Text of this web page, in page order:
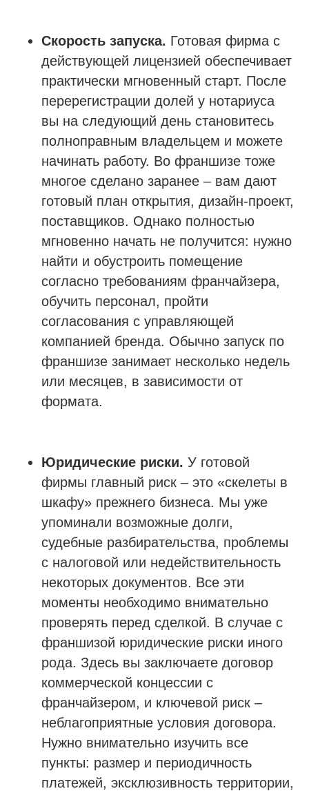
Скорость запуска. Готовая фирма с
действующей лицензией обеспечивает
практически мгновенный старт. После
перерегистрации долей у нотариуса
вы на следующий день становитесь
полноправным владельцем и можете
начинать работу. Во франшизе тоже
многое сделано заранее – вам дают
готовый план открытия, дизайн-проект,
поставщиков. Однако полностью
мгновенно начать не получится: нужно
найти и обустроить помещение
согласно требованиям франчайзера,
обучить персонал, пройти
согласования с управляющей
компанией бренда. Обычно запуск по
франшизе занимает несколько недель
или месяцев, в зависимости от
формата.
Юридические риски. У готовой
фирмы главный риск – это «скелеты в
шкафу» прежнего бизнеса. Мы уже
упоминали возможные долги,
судебные разбирательства, проблемы
с налоговой или недействительность
некоторых документов. Все эти
моменты необходимо внимательно
проверять перед сделкой. В случае с
франшизой юридические риски иного
рода. Здесь вы заключаете договор
коммерческой концессии с
франчайзером, и ключевой риск –
неблагоприятные условия договора.
Нужно внимательно изучить все
пункты: размер и периодичность
платежей, эксклюзивность территории,